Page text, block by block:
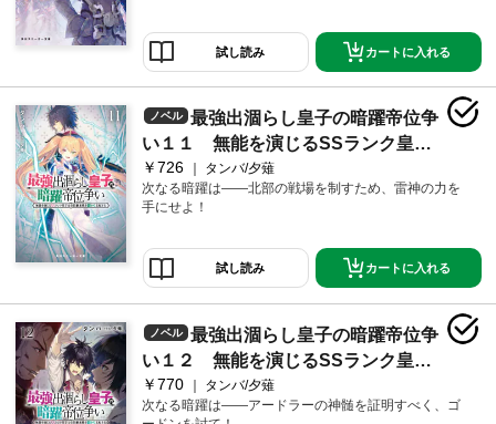
試し読み カートに入れる
ノベル
最強出涸らし皇子の暗躍帝位争
い１１ 無能を演じるSSランク皇子
は皇位継承戦を影から支配する
￥726
タンバ/夕薙
次なる暗躍は――北部の戦場を制すため、雷神の力を
手にせよ！
試し読み カートに入れる
ノベル
最強出涸らし皇子の暗躍帝位争
い１２ 無能を演じるSSランク皇子
は皇位継承戦を影から支配する【電
子特別版】
￥770
タンバ/夕薙
次なる暗躍は――アードラーの神髄を証明すべく、ゴ